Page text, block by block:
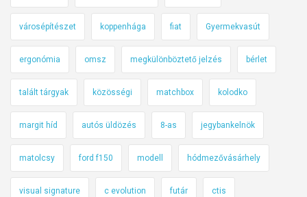
városépítészet koppenhága fiat Gyermekvasút
ergonómia omsz megkülönböztető jelzés bérlet
talált tárgyak közösségi matchbox kolodko
margit híd autós üldözés 8-as jegybankelnök
matolcsy ford f150 modell hódmezővásárhely
visual signature c evolution futár ctis